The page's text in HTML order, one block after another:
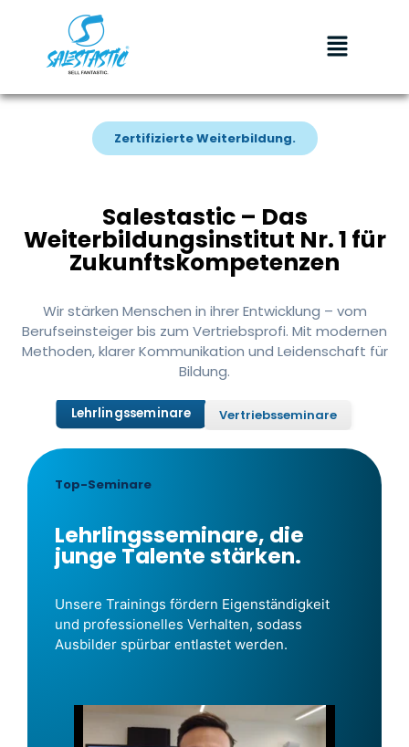
Zertifizierte Weiterbildung.
Salestastic – Das
Weiterbildungsinstitut Nr. 1 für
Zukunftskompetenzen
Wir stärken Menschen in ihrer Entwicklung – vom
Berufseinsteiger bis zum Vertriebsprofi. Mit modernen
Methoden, klarer Kommunikation und Leidenschaft für
Bildung.
Lehrlingsseminare Vertriebsseminare
Top-Seminare
Lehrlingsseminare, die
junge Talente stärken.
Unsere Trainings fördern Eigenständigkeit
und professionelles Verhalten, sodass
Ausbilder spürbar entlastet werden.